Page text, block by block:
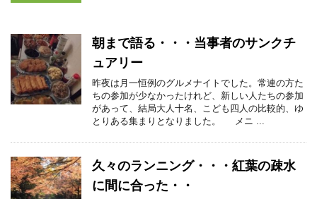
朝まで語る・・・当事者のサンクチ
ュアリー
昨夜は月一恒例のグルメナイトでした。常連の方た
ちの参加が少なかったけれど、新しい人たちの参加
があって、結局大人十名、こども四人の比較的、ゆ
とりある集まりとなりました。 メニ ...
久々のランニング・・・紅葉の疎水
に間に合った・・